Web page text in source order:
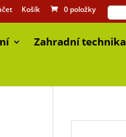
Košík 0 položky
Zahradní technika